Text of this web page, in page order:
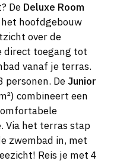
De Deluxe Room
het hoofdgebouw
over de
direct toegang tot
vanaf je terras.
personen. DeJunior
combineert een
Via het terras stap
zwembad in, met
Reis je met 4